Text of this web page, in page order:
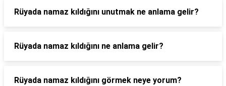
Rüyada namaz kıldığını unutmak ne anlama gelir?
Rüyada namaz kıldığını ne anlama gelir?
Rüyada namaz kıldığını görmek neye yorum?